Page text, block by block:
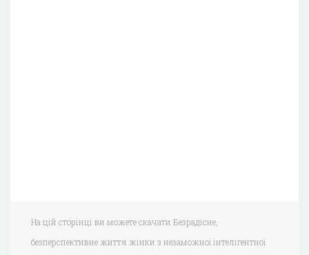
На цій сторінці ви можете скачати Безрадісне,
безперспективне життя жінки з незаможної інтелігентної